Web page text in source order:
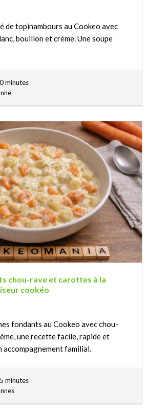
de topinambours au Cookeo avec
bouillon et crème. Une soupe
minutes
chou-rave et carottes à la
cookéo
fondants au Cookeo avec chou-
une recette facile, rapide et
accompagnement familial.
minutes